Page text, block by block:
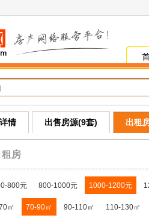
情 出售房源(9套) 出租
租房
800元 800-1000元 1000-1200元
㎡ 70-90㎡ 90-110㎡ 110-130㎡